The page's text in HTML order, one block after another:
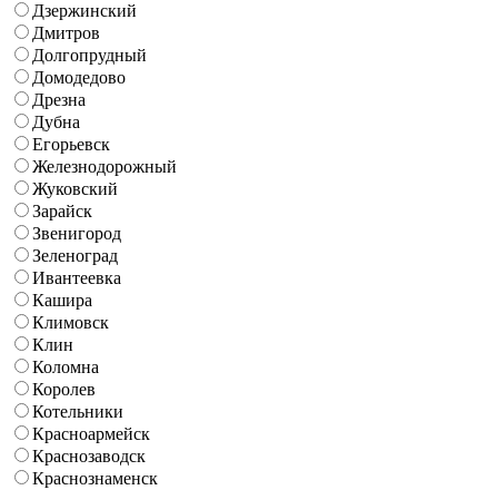
Дзержинский
Дмитров
Долгопрудный
Домодедово
Дрезна
Дубна
Егорьевск
Железнодорожный
Жуковский
Зарайск
Звенигород
Зеленоград
Ивантеевка
Кашира
Климовск
Клин
Коломна
Королев
Котельники
Красноармейск
Краснозаводск
Краснознаменск